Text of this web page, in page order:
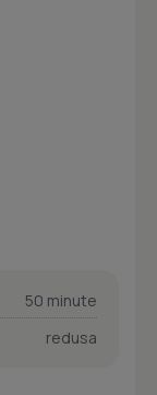
50 minute
redusa